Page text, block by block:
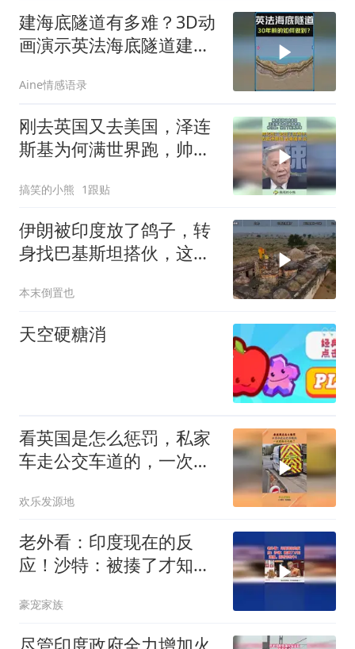
建海底隧道有多难？3D动
画演示英法海底隧道建设
Aine情感语录
刚去英国又去美国，泽连
斯基为何满世界跑，帅化
搞笑的小熊 1跟贴
伊朗被印度放了鸽子，转
身找巴基斯坦搭伙，这波
本末倒置也
天空硬糖消
看英国是怎么惩罚，私家
车走公交车道的，一次就
欢乐发源地
老外看：印度现在的反
应！沙特：被揍了才知道
豪宠家族